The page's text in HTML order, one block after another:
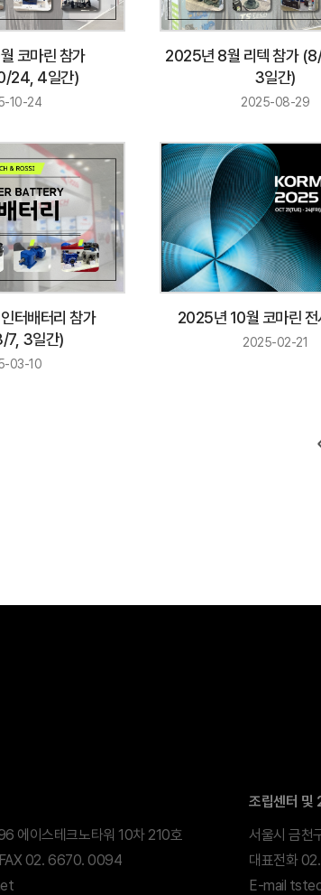
코마린 참가
24, 4일간)
10-24
2025년 8월 리텍 참가
3일간)
2025-08-29
터배터리 참가
3일간)
03-10
2025년 10월 코마린 전
2025-02-21
에이스테크노타워 10차 210호
FAX 02. 6670. 0094
조립센터 및
서울시 금천
대표전화
E-mail